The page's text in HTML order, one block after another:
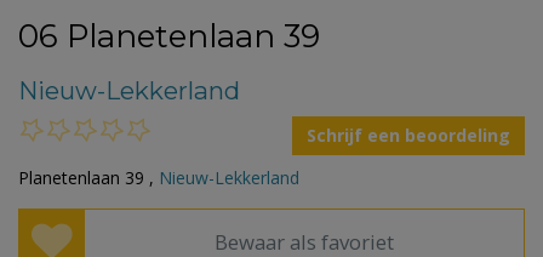
06 Planetenlaan 39
Nieuw-Lekkerland
Schrijf een beoordeling
Planetenlaan 39 , Nieuw-Lekkerland
Bewaar als favoriet